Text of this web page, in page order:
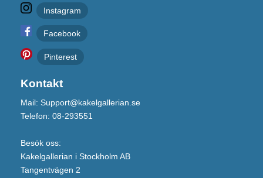
Instagram
Facebook
Pinterest
Kontakt
Mail: Support@kakelgallerian.se
Telefon: 08-293551
Besök oss:
Kakelgallerian i Stockholm AB
Tangentvägen 2